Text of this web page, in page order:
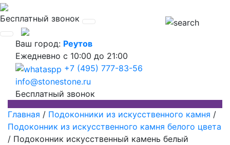
Бесплатный звонок
Ваш город: Реутов
Ежедневно с 10:00 до 21:00
+7 (495) 777-83-56
info@stonestone.ru
Бесплатный звонок
Главная / Подоконники из искусственного камня /
Подоконник из искусственного камня белого цвета
/ Подоконник искусственный камень белый